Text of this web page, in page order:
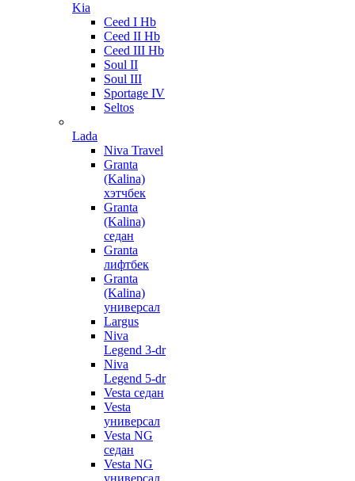
Kia
Ceed I Hb
Ceed II Hb
Ceed III Hb
Soul II
Soul III
Sportage IV
Seltos
Lada
Niva Travel
Granta
(Kalina)
хэтчбек
Granta
(Kalina)
седан
Granta
лифтбек
Granta
(Kalina)
универсал
Largus
Niva
Legend 3-dr
Niva
Legend 5-dr
Vesta седан
Vesta
универсал
Vesta NG
седан
Vesta NG
универсал